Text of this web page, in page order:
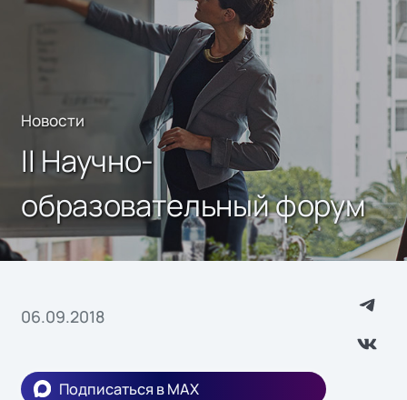
Новости
II Научно-
образовательный форум
06.09.2018
Подписаться в MAX